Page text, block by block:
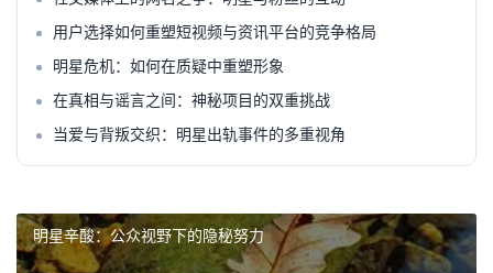
用户选择如何重塑短视频与资讯平台的竞争格局
明星危机：如何在质疑中重塑形象
在真相与谣言之间：神秘项目的双重挑战
当爱与背叛交织：明星出轨事件的多重视角
明星辛酸：公众视野下的隐秘努力